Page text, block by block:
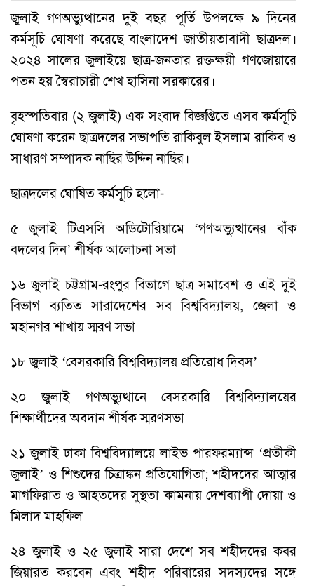
জুলাই গণঅভ্যুত্থানের দুই বছর পূর্তি উপলক্ষে ৯ দিনের
কর্মসূচি ঘোষণা করেছে বাংলাদেশ জাতীয়তাবাদী ছাত্রদল।
২০২৪ সালের জুলাইয়ে ছাত্র-জনতার রক্তক্ষয়ী গণজোয়ারে
পতন হয় স্বৈরাচারী শেখ হাসিনা সরকারের।
বৃহস্পতিবার (২ জুলাই) এক সংবাদ বিজ্ঞপ্তিতে এসব কর্মসূচি
ঘোষণা করেন ছাত্রদলের সভাপতি রাকিবুল ইসলাম রাকিব ও
সাধারণ সম্পাদক নাছির উদ্দিন নাছির।
ছাত্রদলের ঘোষিত কর্মসূচি হলো-
৫ জুলাই টিএসসি অডিটোরিয়ামে ‘গণঅভ্যুত্থানের বাঁক
বদলের দিন’ শীর্ষক আলোচনা সভা
১৬ জুলাই চট্টগ্রাম-রংপুর বিভাগে ছাত্র সমাবেশ ও এই দুই
বিভাগ ব্যতিত সারাদেশের সব বিশ্ববিদ্যালয়, জেলা ও
মহানগর শাখায় স্মরণ সভা
১৮ জুলাই ‘বেসরকারি বিশ্ববিদ্যালয় প্রতিরোধ দিবস’
২০ জুলাই গণঅভ্যুত্থানে বেসরকারি বিশ্ববিদ্যালয়ের
শিক্ষার্থীদের অবদান শীর্ষক স্মরণসভা
২১ জুলাই ঢাকা বিশ্ববিদ্যালয়ে লাইভ পারফরম্যান্স ‘প্রতীকী
জুলাই’ ও শিশুদের চিত্রাঙ্কন প্রতিযোগিতা; শহীদদের আত্মার
মাগফিরাত ও আহতদের সুস্থতা কামনায় দেশব্যাপী দোয়া ও
মিলাদ মাহফিল
২৪ জুলাই ও ২৫ জুলাই সারা দেশে সব শহীদদের কবর
জিয়ারত করবেন এবং শহীদ পরিবারের সদস্যদের সঙ্গে